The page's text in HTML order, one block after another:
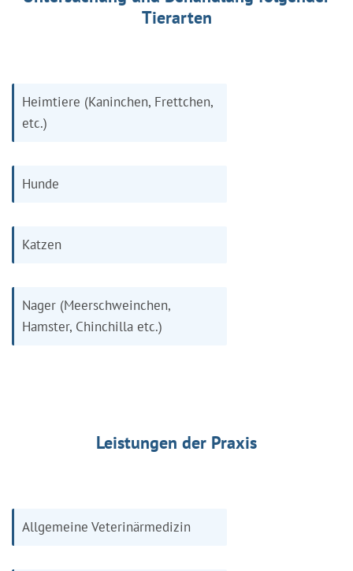
Tierarten
Heimtiere (Kaninchen, Frettchen,
etc.)
Hunde
Katzen
Nager (Meerschweinchen,
Hamster, Chinchilla etc.)
Leistungen der Praxis
Allgemeine Veterinärmedizin